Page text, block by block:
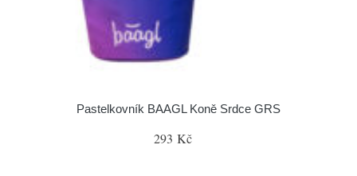
Pastelkovník BAAGL Koně Srdce GRS
293 Kč